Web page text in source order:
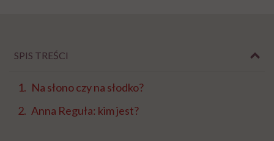
SPIS TREŚCI
Na słono czy na słodko?
Anna Reguła: kim jest?